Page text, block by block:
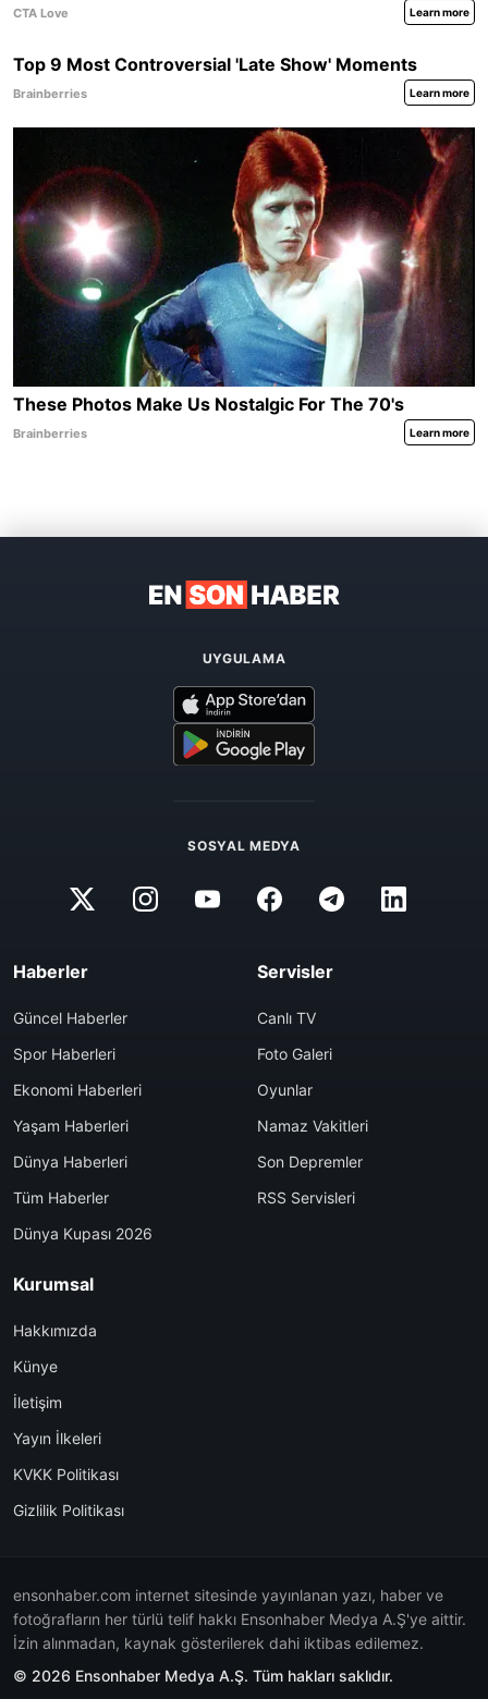
UYGULAMA
SOSYAL MEDYA
Haberler
Güncel Haberler
Spor Haberleri
Ekonomi Haberleri
Yaşam Haberleri
Dünya Haberleri
Tüm Haberler
Dünya Kupası 2026
Servisler
Canlı TV
Foto Galeri
Oyunlar
Namaz Vakitleri
Son Depremler
RSS Servisleri
Kurumsal
Hakkımızda
Künye
İletişim
Yayın İlkeleri
KVKK Politikası
Gizlilik Politikası
ensonhaber.com internet sitesinde yayınlanan yazı, haber ve
fotoğrafların her türlü telif hakkı Ensonhaber Medya A.Ş'ye aittir.
İzin alınmadan, kaynak gösterilerek dahi iktibas edilemez.
© 2026 Ensonhaber Medya A.Ş. Tüm hakları saklıdır.